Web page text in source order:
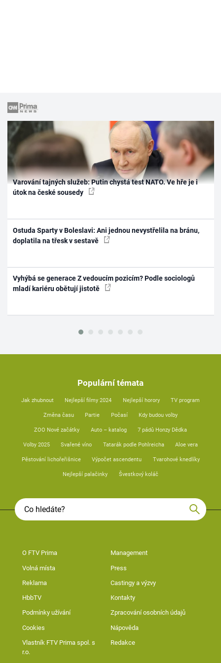
Varování tajných služeb: Putin chystá test NATO. Ve hře je i
útok na české sousedy
Ostuda Sparty v Boleslavi: Ani jednou nevystřelila na bránu,
doplatila na třesk v sestavě
Vyhýbá se generace Z vedoucím pozicím? Podle sociologů
mladí kariéru obětují jistotě
Populární témata
Jak zhubnout Nejlepší filmy 2024 Nejlepší horory TV program
Změna času Partie Počasí Kdy budou volby
ZOO Nové začátky Auto – katalog 7 pádů Honzy Dědka
Volby 2025 Svařené víno Tatarák podle Pohlreicha Aloe vera
Pěstování lichořeřišnice Výpočet ascendentu Tvarohové knedlíky
Nejlepší palačinky Švestkový koláč
O FTV Prima Management
Volná místa Press
Reklama Castingy a výzvy
HbbTV Kontakty
Podmínky užívání Zpracování osobních údajů
Cookies Nápověda
Vlastník FTV Prima spol. s
r.o.
Redakce